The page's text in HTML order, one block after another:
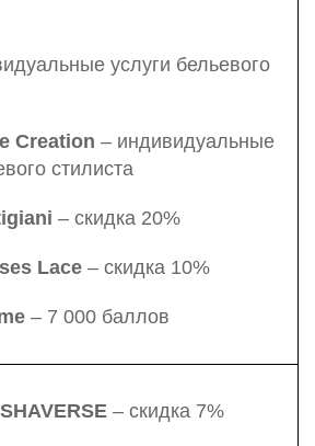
услуги бельевого
Creation – индивидуальные
стилиста
– скидка 20%
Lace – скидка 10%
– 7 000 баллов
– скидка 7%